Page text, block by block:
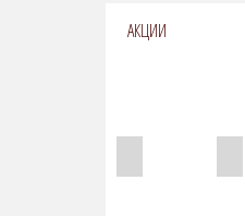
АКЦИИ